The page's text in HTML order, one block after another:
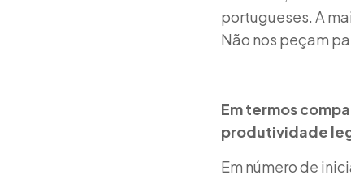
portugueses. A
Não nos peçam
Em termos
produtividade
Em número de